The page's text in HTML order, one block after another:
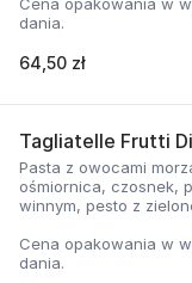
dania.
64,50 zł
Tagliatelle Frutti
Pasta z owocami
ośmiornica, czosnek,
winnym, pesto z
Cena opakowania w
dania.